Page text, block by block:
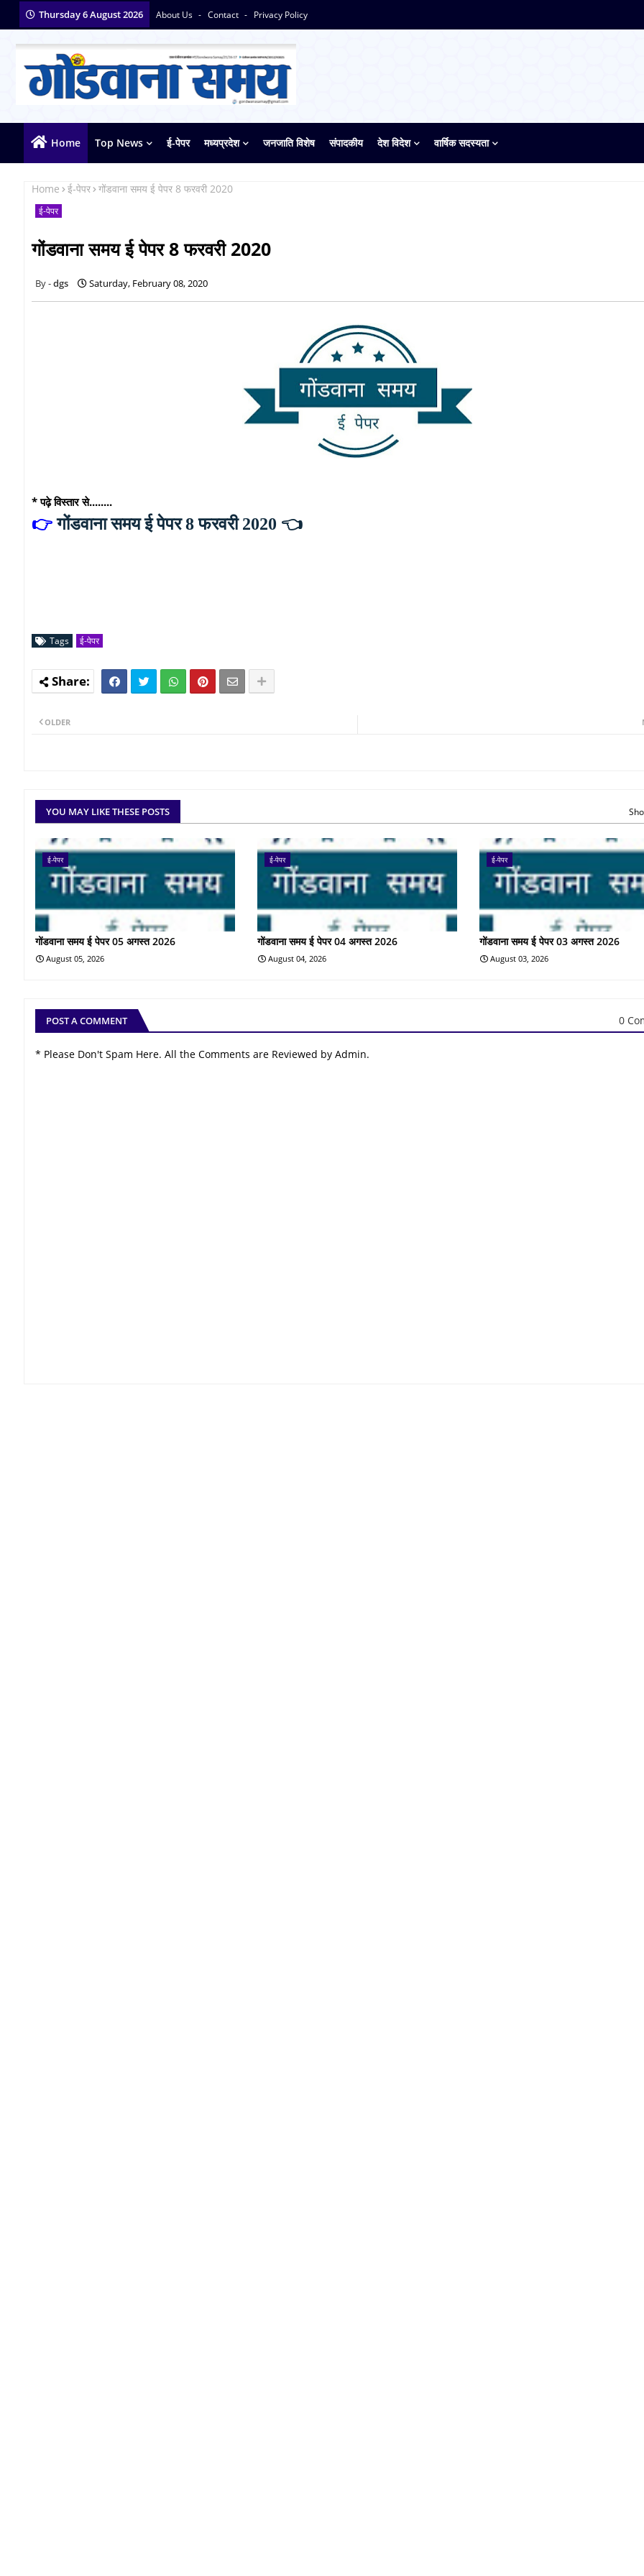
Thursday 6 August 2026 About Us Contact Privacy Policy
Home Top News ई-पेपर मध्यप्रदेश जनजाति विशेष संपादकीय देश विदेश वार्षिक सदस्यता
Home ई-पेपर गोंडवाना समय ई पेपर 8 फरवरी 2020
ई-पेपर
गोंडवाना समय ई पेपर 8 फरवरी 2020
dgs Saturday, February 08, 2020
* पढ़े विस्तार से........
👉 गोंडवाना समय ई पेपर 8 फरवरी 2020 👈
Tags ई-पेपर
OLDER
YOU MAY LIKE THESE POSTS
ई-पेपर
गोंडवाना समय ई पेपर 05 अगस्त 2026
August 05, 2026
ई-पेपर
गोंडवाना समय ई पेपर 04 अगस्त 2026
August 04, 2026
ई-पेपर
गोंडवाना समय ई पेपर 03 अगस्त 2026
August 03, 2026
POST A COMMENT 0
* Please Don't Spam Here. All the Comments are Reviewed by Admin.